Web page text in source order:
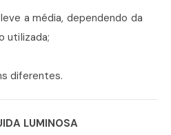
a média, dependendo da
utilizada;
diferentes.
LUMINOSA